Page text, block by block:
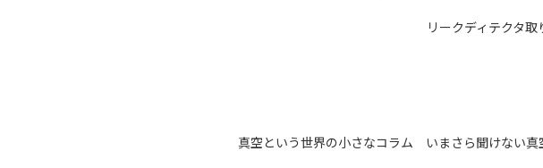
リークディテクタ
真空という世界の小さなコラム いまさら聞けない